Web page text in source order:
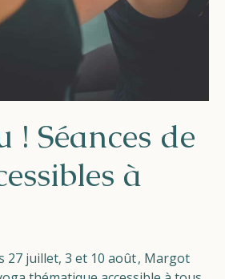
Le Perron
Helios
Contact
! Séances de
à
27 juillet, 3 et 10 août, Margot